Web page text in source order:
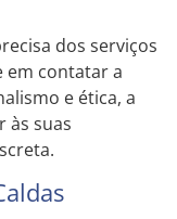
dos serviços
em contatar a
e ética, a
às suas